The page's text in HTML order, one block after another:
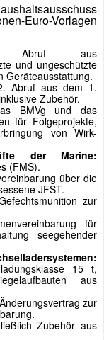
Euro-Vorlagen
aus
und ungeschützte
Geräteausstattung.
Abruf aus dem 1.
Zubehör.
BMVg und das
für Folgeprojekte,
von Wirk-
der Marine:
(FMS).
über die
JFST.
zur
für
seegehender
15 t,
aus
zur
Zubehör aus